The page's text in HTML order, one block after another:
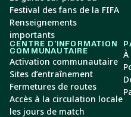
Festival des fans de la FIFA
Renseignements
importants
CENTRE D’INFORMATION
COMMUNAUTAIRE
Activation communautaire
Sites d’entraînement
Fermetures de routes
Accès à la circulation locale
les jours de match